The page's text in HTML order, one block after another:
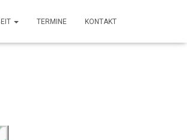
TERMINE KONTAKT